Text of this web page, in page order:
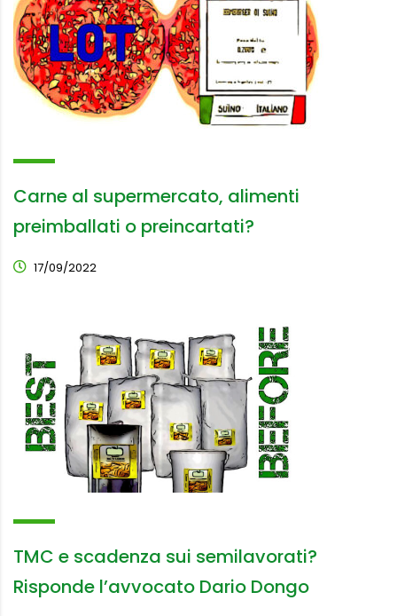
Carne al supermercato, alimenti
preimballati o preincartati?
17/09/2022
TMC e scadenza sui semilavorati?
Risponde l’avvocato Dario Dongo